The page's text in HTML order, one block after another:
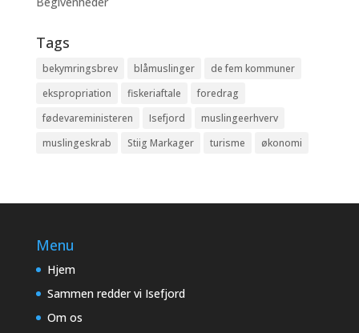
Tags
bekymringsbrev blåmuslinger
de fem kommuner
ekspropriation
fiskeriaftale
foredrag
fødevareministeren
Isefjord
muslingeerhverv
muslingeskrab
Stiig Markager turisme økonomi
Menu
Hjem
Sammen redder vi Isefjord
Om os